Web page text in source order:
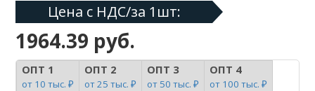
Цена с НДС/за 1шт:
1964.39 руб.
ОПТ 1
от 10 тыс. ₽
ОПТ 2
от 25 тыс. ₽
ОПТ 3
от 50 тыс. ₽
ОПТ 4
от 100 тыс. ₽